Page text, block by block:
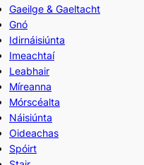
Gaeilge & Gaeltacht
Gnó
Idirnáisiúnta
Imeachtaí
Leabhair
Míreanna
Mórscéalta
Náisiúnta
Oideachas
Spóirt